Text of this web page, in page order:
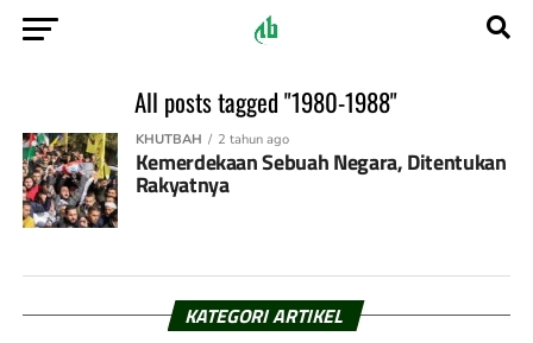
All posts tagged "1980-1988"
KHUTBAH 2 tahun ago
Kemerdekaan Sebuah Negara, Ditentukan
Rakyatnya
KATEGORI ARTIKEL